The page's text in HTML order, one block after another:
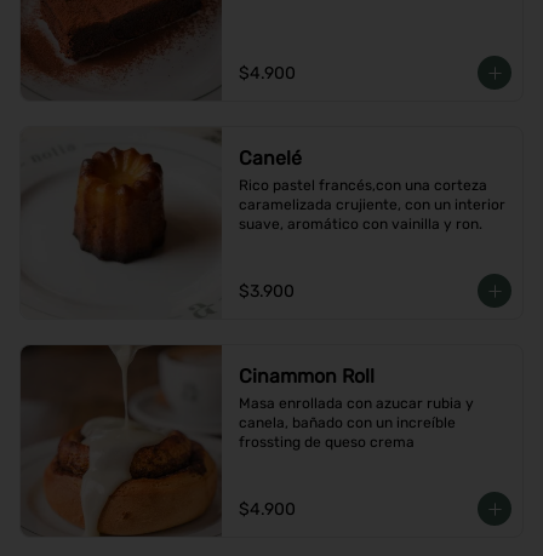
$4.900
Canelé
Rico pastel francés,con una corteza
caramelizada crujiente, con un interior
suave, aromático con vainilla y ron.
$3.900
Cinammon Roll
Masa enrollada con azucar rubia y
canela, bañado con un increíble
frossting de queso crema
$4.900